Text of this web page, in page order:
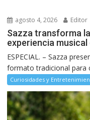
agosto 4, 2026 Editor
Sazza transforma
experiencia musical
ESPECIAL. – Sazza
formato tradicional para
Curiosidades y